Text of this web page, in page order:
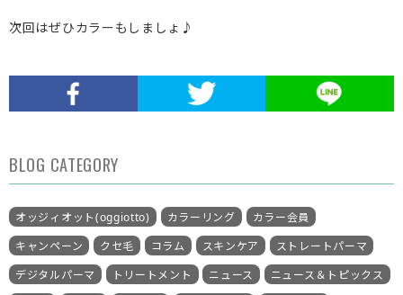
次回はぜひカラーもしましょ♪
BLOG CATEGORY
オッジィオット(oggiotto) カラーリング
カラー会員
キャンペーン
クセ毛 コラム スキンケア
ストレートパーマ
デジタルパーマ
トリートメント ニュース
ニュース＆トピックス